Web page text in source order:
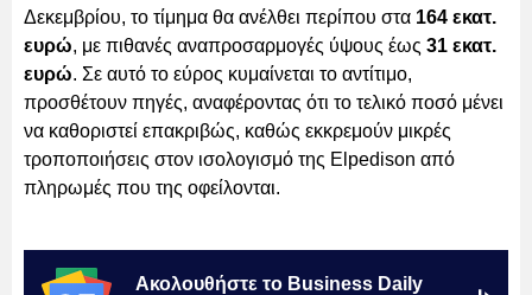
Δεκεμβρίου, το τίμημα θα ανέλθει περίπου στα 164 εκατ.
ευρώ, με πιθανές αναπροσαρμογές ύψους έως 31 εκατ.
ευρώ. Σε αυτό το εύρος κυμαίνεται το αντίτιμο,
προσθέτουν πηγές, αναφέροντας ότι το τελικό ποσό μένει
να καθοριστεί επακριβώς, καθώς εκκρεμούν μικρές
τροποποιήσεις στον ισολογισμό της Elpedison από
πληρωμές που της οφείλονται.
Ακολουθήστε το Business Daily